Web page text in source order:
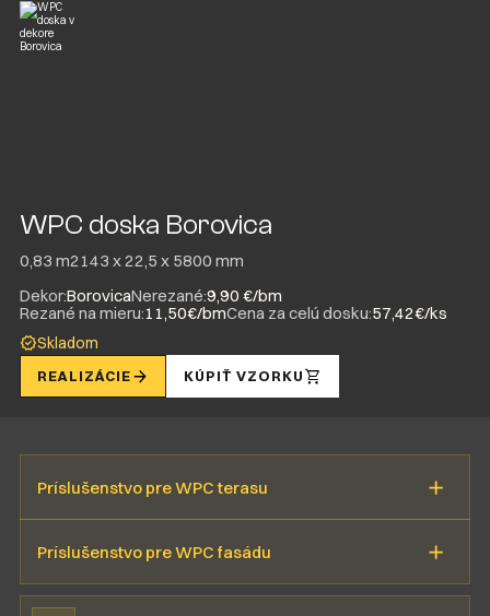
WPC doska Borovica
0,83 m2143 x 22,5 x 5800 mm
Dekor:BorovicaNerezané:9,90 €/bm
Rezané na mieru:11,50€/bmCena za celú dosku:57,42€/ks
Skladom
REALIZÁCIE KÚPIŤ VZORKU
Príslušenstvo pre WPC terasu
Príslušenstvo pre WPC fasádu